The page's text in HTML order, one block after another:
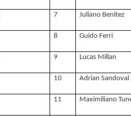
7 Juliano Benitez
8 Guido Ferri
9 Lucas Millan
10 Adrian Sandoval
11 Maximiliano